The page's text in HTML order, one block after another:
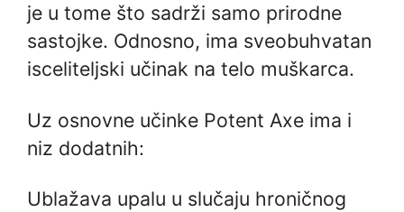
je u tome što sadrži samo prirodne
sastojke. Odnosno, ima sveobuhvatan
isceliteljski učinak na telo muškarca.
Uz osnovne učinke Potent Axe ima i
niz dodatnih:
Ublažava upalu u slučaju hroničnog